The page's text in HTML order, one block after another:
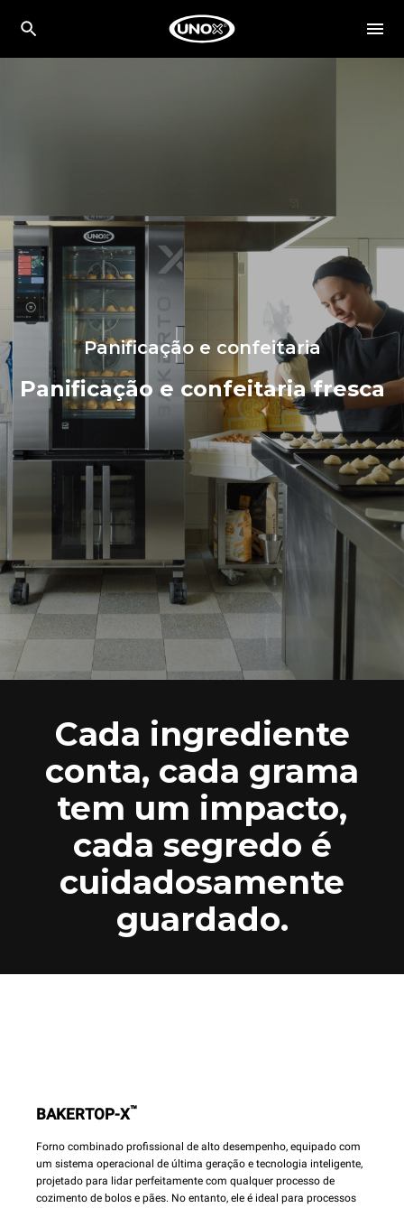
Panificação e confeitaria
Panificação e confeitaria fresca
Cada ingrediente
conta, cada grama
tem um impacto,
cada segredo é
cuidadosamente
guardado.
BAKERTOP-X™
Forno combinado profissional de alto desempenho, equipado com
um sistema operacional de última geração e tecnologia inteligente,
projetado para lidar perfeitamente com qualquer processo de
cozimento de bolos e pães. No entanto, ele é ideal para processos